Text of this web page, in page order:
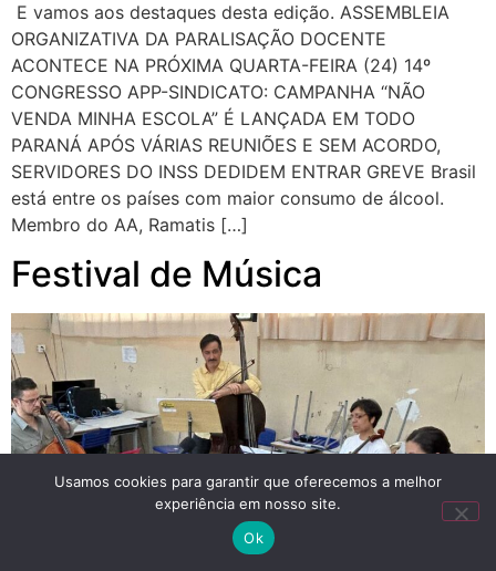
E vamos aos destaques desta edição. ASSEMBLEIA
ORGANIZATIVA DA PARALISAÇÃO DOCENTE
ACONTECE NA PRÓXIMA QUARTA-FEIRA (24) 14º
CONGRESSO APP-SINDICATO: CAMPANHA “NÃO
VENDA MINHA ESCOLA” É LANÇADA EM TODO
PARANÁ APÓS VÁRIAS REUNIÕES E SEM ACORDO,
SERVIDORES DO INSS DEDIDEM ENTRAR GREVE Brasil
está entre os países com maior consumo de álcool.
Membro do AA, Ramatis […]
Festival de Música
Usamos cookies para garantir que oferecemos a melhor
experiência em nosso site.
Ok